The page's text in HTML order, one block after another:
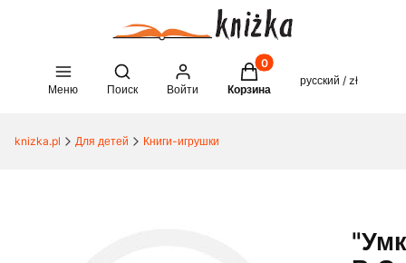
Меню
Open search engine
Поиск Войти
Товары в корзине: 0.
Корзина
русский / zł
knizka.pl Для детей Книги-игрушки